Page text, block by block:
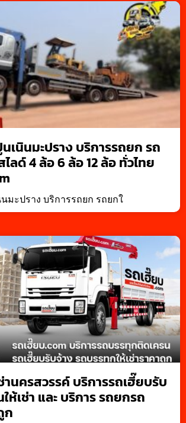
เนินมะปราง บริการรถยก รถ
ลด์ 4 ล้อ 6 ล้อ 12 ล้อ ทั่วไทย
นมะปราง บริการรถยก รถยกใ
านครสวรรค์ บริการรถเฮี๊ยบรับ
ห้เช่า และ บริการ รถยกรถ
ก